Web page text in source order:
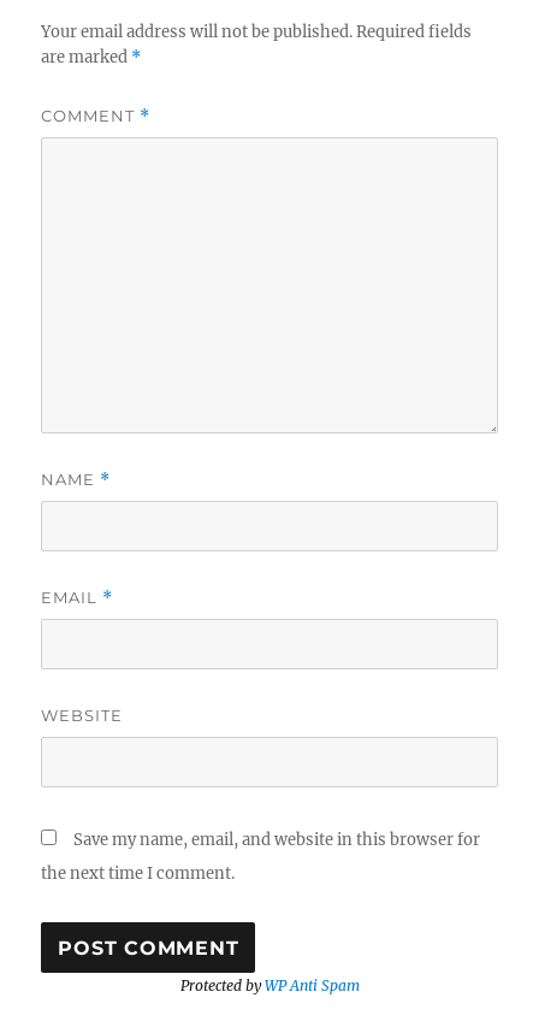
Your email address will not be published. Required fields
are marked *
COMMENT *
NAME *
EMAIL *
WEBSITE
Save my name, email, and website in this browser for
the next time I comment.
Protected byWP Anti Spam